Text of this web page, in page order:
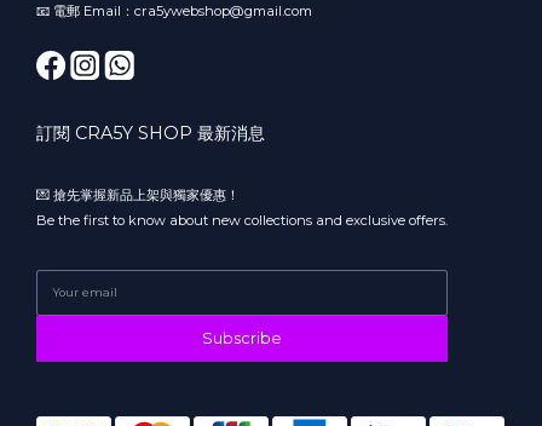
📧 電郵 Email：cra5ywebshop@gmail.com
訂閱 CRA5Y SHOP 最新消息
💌 搶先掌握新品上架與獨家優惠！
Be the first to know about new collections and exclusive offers.
Subscribe